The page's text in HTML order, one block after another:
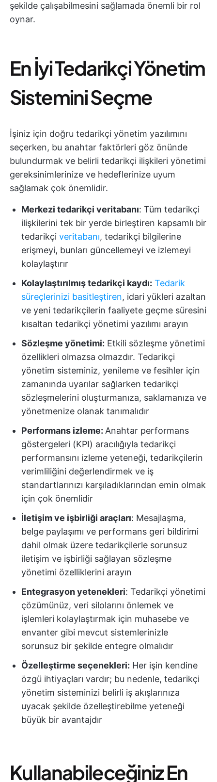
şekilde çalışabilmesini sağlamada önemli bir rol
oynar.
En İyi Tedarikçi Yönetim
Sistemini Seçme
İşiniz için doğru tedarikçi yönetim yazılımını
seçerken, bu anahtar faktörleri göz önünde
bulundurmak ve belirli tedarikçi ilişkileri yönetimi
gereksinimlerinize ve hedeflerinize uyum
sağlamak çok önemlidir.
Merkezi tedarikçi veritabanı: Tüm tedarikçi
ilişkilerini tek bir yerde birleştiren kapsamlı bir
tedarikçi veritabanı, tedarikçi bilgilerine
erişmeyi, bunları güncellemeyi ve izlemeyi
kolaylaştırır
Kolaylaştırılmış tedarikçi kaydı: Tedarik
süreçlerinizi basitleştiren, idari yükleri azaltan
ve yeni tedarikçilerin faaliyete geçme süresini
kısaltan tedarikçi yönetimi yazılımı arayın
Sözleşme yönetimi: Etkili sözleşme yönetimi
özellikleri olmazsa olmazdır. Tedarikçi
yönetim sisteminiz, yenileme ve fesihler için
zamanında uyarılar sağlarken tedarikçi
sözleşmelerini oluşturmanıza, saklamanıza ve
yönetmenize olanak tanımalıdır
Performans izleme: Anahtar performans
göstergeleri (KPI) aracılığıyla tedarikçi
performansını izleme yeteneği, tedarikçilerin
verimliliğini değerlendirmek ve iş
standartlarınızı karşıladıklarından emin olmak
için çok önemlidir
İletişim ve işbirliği araçları: Mesajlaşma,
belge paylaşımı ve performans geri bildirimi
dahil olmak üzere tedarikçilerle sorunsuz
iletişim ve işbirliği sağlayan sözleşme
yönetimi özelliklerini arayın
Entegrasyon yetenekleri: Tedarikçi yönetimi
çözümünüz, veri silolarını önlemek ve
işlemleri kolaylaştırmak için muhasebe ve
envanter gibi mevcut sistemlerinizle
sorunsuz bir şekilde entegre olmalıdır
Özelleştirme seçenekleri: Her işin kendine
özgü ihtiyaçları vardır; bu nedenle, tedarikçi
yönetim sisteminizi belirli iş akışlarınıza
uyacak şekilde özelleştirebilme yeteneği
büyük bir avantajdır
Kullanabileceğiniz En